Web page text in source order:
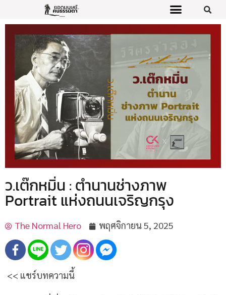
ว.เต๊กหมิ่น : ตำนานช่างภาพ
Portrait แห่งถนนเจริญกรุง
The Normal Hero พฤศจิกายน 5, 2025
<< แชร์บทความนี้